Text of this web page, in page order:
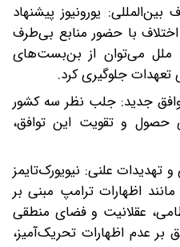
یورونیوز پیشنهاد
با حضور منابع بی‌طرف
ملل می‌توان از بن‌بست‌های
تعهدات جلوگیری کرد.
جدید: جلب نظر سه کشور
حصول و تقویت این توافق،
تهدیدات علنی: نیویورک‌تایمز
اظهارات ترامپ مبنی بر
عقلانیت و فضای منطقی
بر عدم اظهارات تحریک‌آمیز،